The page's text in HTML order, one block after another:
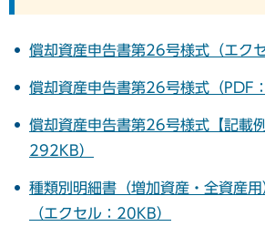
償却資産申告書第26号様式（エク
償却資産申告書第26号様式（PDF
償却資産申告書第26号様式【記載
292KB）
種類別明細書（増加資産・全資産
（エクセル：20KB）